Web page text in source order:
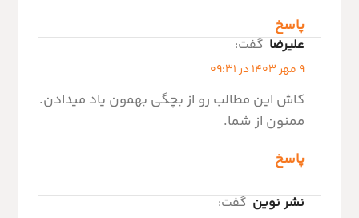
پاسخ
علیرضا گفت:
9 مهر 1403 در 09:31
کاش این مطالب رو از بچگی بهمون یاد میدادن.
ممنون از شما.
پاسخ
نشر نوین گفت: